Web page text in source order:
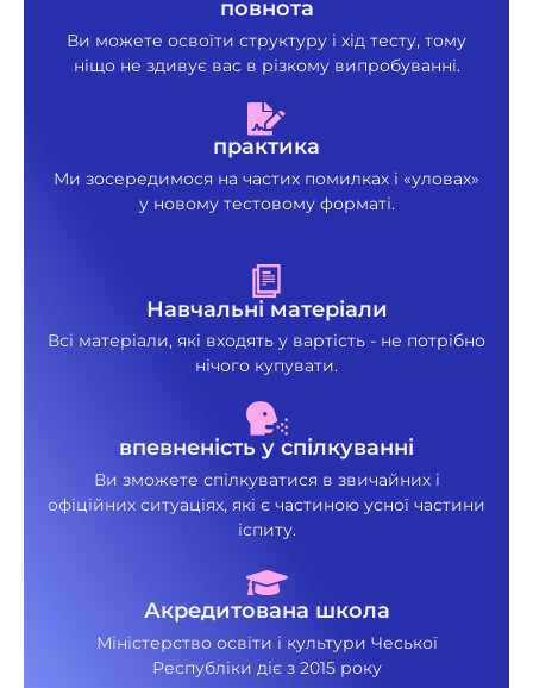
повнота
Ви можете освоїти структуру і хід тесту, тому
ніщо не здивує вас в різкому випробуванні.
практика
Ми зосередимося на частих помилках і «уловах»
у новому тестовому форматі.
Навчальні матеріали
Всі матеріали, які входять у вартість - не потрібно
нічого купувати.
впевненість у спілкуванні
Ви зможете спілкуватися в звичайних і
офіційних ситуаціях, які є частиною усної частини
іспиту.
Акредитована школа
Міністерство освіти і культури Чеської
Республіки діє з 2015 року